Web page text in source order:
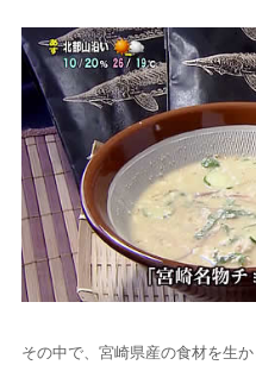
その中で、宮崎県産の食材を生